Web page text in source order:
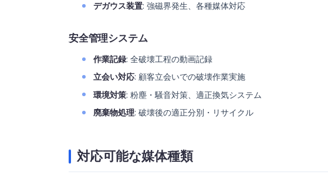
デガウス装置: 強磁界発生、各種媒体対応
安全管理システム
作業記録: 全破壊工程の動画記録
立会い対応: 顧客立会いでの破壊作業実施
環境対策: 粉塵・騒音対策、適正換気システム
廃棄物処理: 破壊後の適正分別・リサイクル
対応可能な媒体種類